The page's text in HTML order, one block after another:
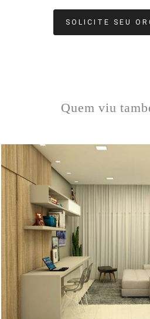
SOLICITE SEU
Quem viu
1011